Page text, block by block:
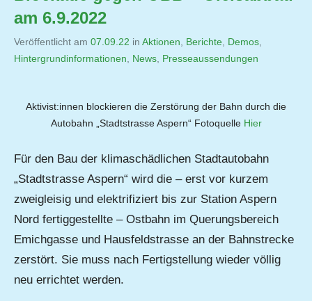
am 6.9.2022
Veröffentlicht am 07.09.22 von
Jutta
in Aktionen Berichte Demos
Hintergrundinformationen
News Presseaussendungen
Aktivist:innen blockieren die Zerstörung der Bahn durch die
Autobahn „Stadtstrasse Aspern“ Fotoquelle Hier
Für den Bau der klimaschädlichen Stadtautobahn
„Stadtstrasse Aspern“ wird die – erst vor kurzem
zweigleisig und elektrifiziert bis zur Station Aspern
Nord fertiggestellte – Ostbahn im Querungsbereich
Emichgasse und Hausfeldstrasse an der Bahnstrecke
zerstört. Sie muss nach Fertigstellung wieder völlig
neu errichtet werden.